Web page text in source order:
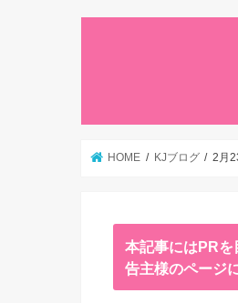
HOME KJブログ 2月
本記事にはPR
告主様のページ